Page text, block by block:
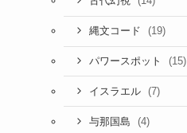
縄文コード (19)
パワースポット (15)
イスラエル (7)
与那国島 (4)